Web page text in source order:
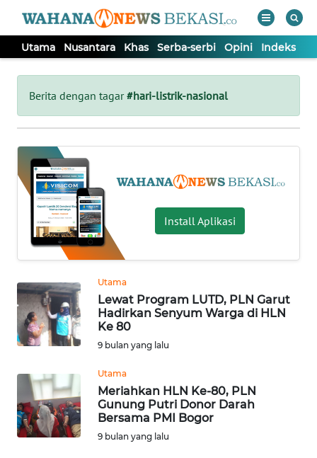
Utama Nusantara Khas Serba-serbi Opini Indeks
Berita dengan tagar#hari-listrik-nasional
Install Aplikasi
Utama
Lewat Program LUTD, PLN Garut
Hadirkan Senyum Warga di HLN
Ke 80
9 bulan yang lalu
Utama
Meriahkan HLN Ke-80, PLN
Gunung Putri Donor Darah
Bersama PMI Bogor
9 bulan yang lalu
Tutup
UTAMA
NUSANTARA
KHAS
SERBA-
SERBI
OPINI
Informasi
INDEKS
BERITA
KONTAK
KAMI